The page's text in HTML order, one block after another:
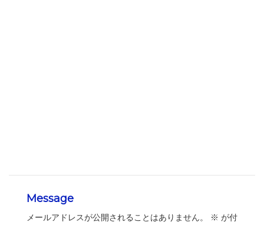
Message
メールアドレスが公開されることはありません。 ※ が付